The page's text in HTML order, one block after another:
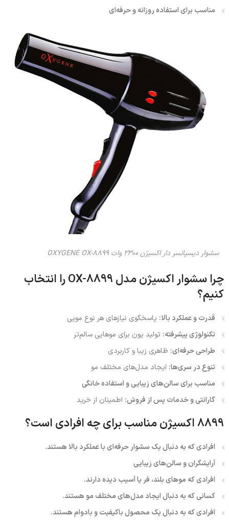
مناسب برای استفاده روزانه و حرفه‌ای
سشوار دیسپانسر دار اکسیژن 2300 وات OXYGENE OX-8899
چرا سشوار اکسیژن مدل OX-8899 را انتخاب
کنیم؟
قدرت و عملکرد بالا: پاسخگوی نیازهای هر نوع مویی
تکنولوژی پیشرفته: تولید یون برای موهایی سالم‌تر
طراحی حرفه‌ای: ظاهری زیبا و کاربردی
تنوع در سری‌ها: ایجاد مدل‌های مختلف مو
مناسب برای سالن‌های زیبایی و استفاده خانگی
گارانتی و خدمات پس از فروش: اطمینان از خرید
8899 اکسیژن مناسب برای چه افرادی است؟
افرادی که به دنبال یک سشوار حرفه‌ای با عملکرد بالا هستند.
آرایشگران و سالن‌های زیبایی
افرادی که موهای بلند، فر یا آسیب دیده دارند.
کسانی که به دنبال ایجاد مدل‌های مختلف مو هستند.
افرادی که به دنبال یک محصول باکیفیت و بادوام هستند.